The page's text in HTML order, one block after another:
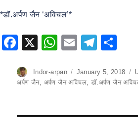
*डॉ.अर्पण जैन ‘अविचल’*
F
c
e
o
X
W
at
s
p
E
ai
l
T
e
gr
m
ar
e
Author
Indor-arpan
Posted
on
January 5, 2018
अर्पण जैन, अर्पण जैन अविचल, डॉ.अर्पण जैन